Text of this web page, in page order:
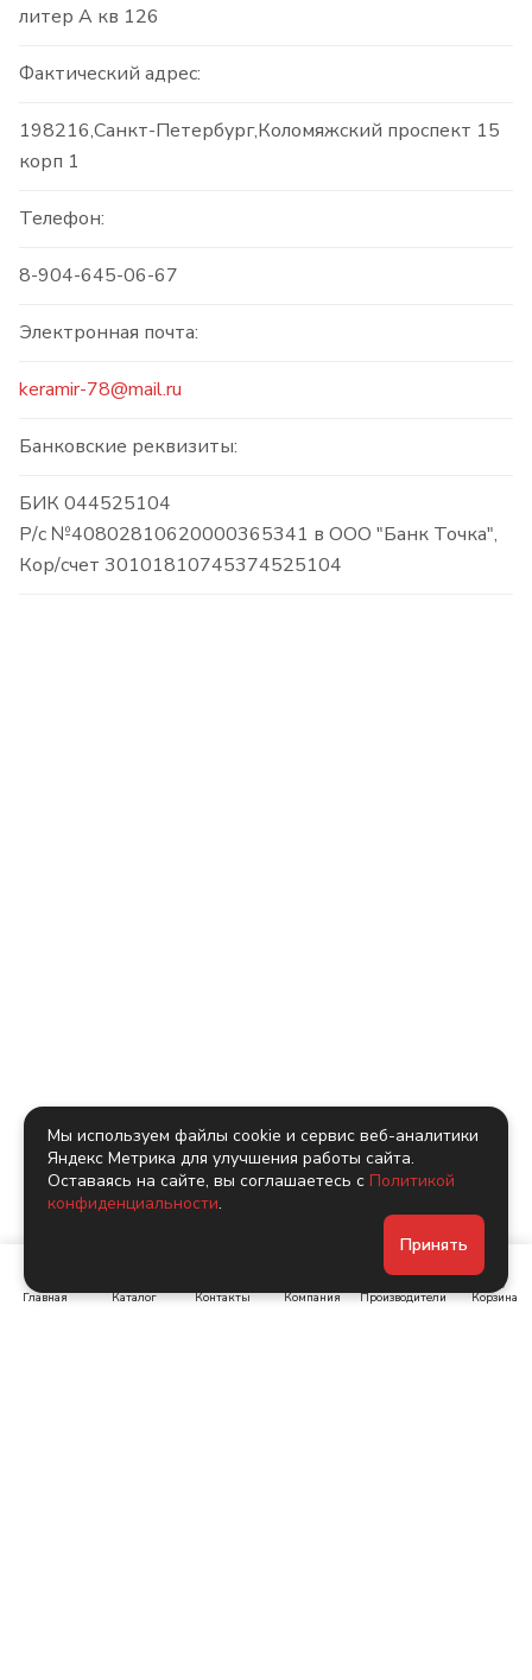
литер А кв 126
Фактический адрес:
198216,Санкт-Петербург,Коломяжский проспект 15
корп 1
Телефон:
8-904-645-06-67
Электронная почта:
keramir-78@mail.ru
Банковские реквизиты:
БИК 044525104
Р/с №40802810620000365341 в ООО "Банк Точка",
Кор/счет 30101810745374525104
Главная Каталог Контакты Компания Производители Корзина
Мы используем файлы cookie и сервис веб-аналитики
Яндекс Метрика для улучшения работы сайта.
Оставаясь на сайте, вы соглашаетесь с Политикой
конфиденциальности.
Принять